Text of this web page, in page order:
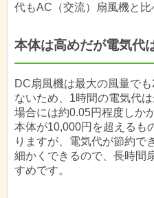
代もAC（交流）扇風機と比
本体は高めだが電気代
DC扇風機は最大の風量で
ないため、1時間の電気代
場合には約0.05円程度しか
本体が10,000円を超えるも
りますが、電気代が節約で
細かくできるので、長時間
すめです。